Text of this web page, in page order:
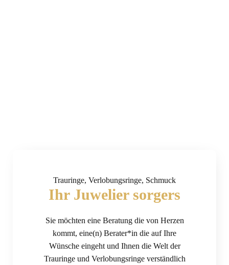
Trauringe, Verlobungsringe, Schmuck
Ihr Juwelier sorgers
Sie möchten eine Beratung die von Herzen
kommt, eine(n) Berater*in die auf Ihre
Wünsche eingeht und Ihnen die Welt der
Trauringe und Verlobungsringe verständlich